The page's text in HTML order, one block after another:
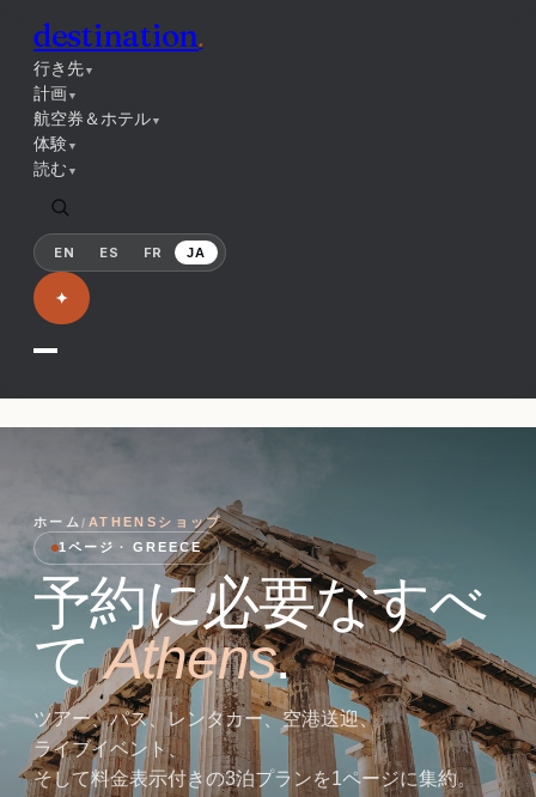
destination.
行き先▼
計画▼
航空券＆ホテル▼
体験 ▼
読む ▼
EN ES FR JA
✦
ホーム/ ATHENSショップ
1ページ · GREECE
予約に必要なすべ
て Athens.
ツアー、パス、レンタカー、空港送迎、
ライブイベント、
そして料金表示付きの3泊プランを1ページに集約。